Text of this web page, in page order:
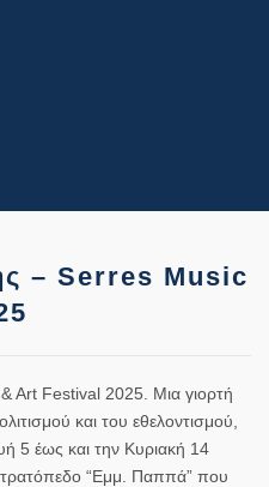
– Serres Music
Art Festival 2025.
Μια γιορτή
και του εθελοντισμού,
5 έως και την Κυριακή 14
“Εμμ. Παππά” που